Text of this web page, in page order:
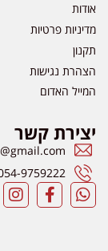
אודות
מדיניות פרטיות
תקנון
הצהרת נגישות
המייל האדום
יצירת קשר
9759222